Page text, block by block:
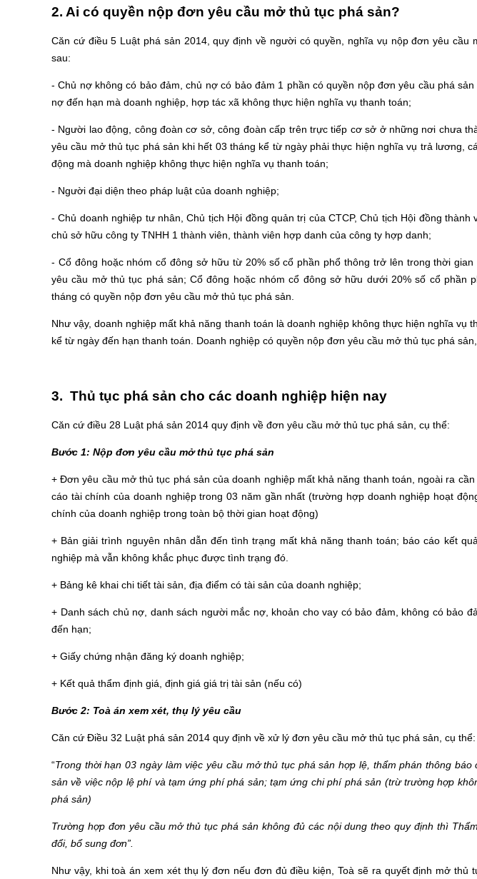
2. Ai có quyền nộp đơn yêu cầu mở thủ tục phá sản?
Căn cứ điều 5 Luật phá sản 2014, quy định về người có quyền, nghĩa vụ nộp đơn yêu
sau:
- Chủ nợ không có bảo đảm, chủ nợ có bảo đảm 1 phần có quyền nộp đơn yêu cầu phá
nợ đến hạn mà doanh nghiệp, hợp tác xã không thực hiện nghĩa vụ thanh toán;
- Người lao động, công đoàn cơ sở, công đoàn cấp trên trực tiếp cơ sở ở những nơi chưa
yêu cầu mở thủ tục phá sản khi hết 03 tháng kể từ ngày phải thực hiện nghĩa vụ trả lương,
động mà doanh nghiệp không thực hiện nghĩa vụ thanh toán;
- Người đại diện theo pháp luật của doanh nghiệp;
- Chủ doanh nghiệp tư nhân, Chủ tịch Hội đồng quản trị của CTCP, Chủ tịch Hội đồng thành
chủ sở hữu công ty TNHH 1 thành viên, thành viên hợp danh của công ty hợp danh;
- Cổ đông hoặc nhóm cổ đông sở hữu từ 20% số cổ phần phổ thông trở lên trong thời
yêu cầu mở thủ tục phá sản; Cổ đông hoặc nhóm cổ đông sở hữu dưới 20% số cổ phần
tháng có quyền nộp đơn yêu cầu mở thủ tục phá sản.
Như vậy, doanh nghiệp mất khả năng thanh toán là doanh nghiệp không thực hiện nghĩa vụ
kể từ ngày đến hạn thanh toán. Doanh nghiệp có quyền nộp đơn yêu cầu mở thủ tục phá
3. Thủ tục phá sản cho các doanh nghiệp hiện nay
Căn cứ điều 28 Luật phá sản 2014 quy định về đơn yêu cầu mở thủ tục phá sản, cụ thể:
Bước 1: Nộp đơn yêu cầu mở thủ tục phá sản
+ Đơn yêu cầu mở thủ tục phá sản của doanh nghiệp mất khả năng thanh toán, ngoài ra
cáo tài chính của doanh nghiệp trong 03 năm gần nhất (trường hợp doanh nghiệp hoạt
chính của doanh nghiệp trong toàn bộ thời gian hoạt động)
+ Bản giải trình nguyên nhân dẫn đến tình trạng mất khả năng thanh toán; báo cáo kết
nghiệp mà vẫn không khắc phục được tình trạng đó.
+ Bảng kê khai chi tiết tài sản, địa điểm có tài sản của doanh nghiệp;
+ Danh sách chủ nợ, danh sách người mắc nợ, khoản cho vay có bảo đảm, không có bảo
đến hạn;
+ Giấy chứng nhận đăng ký doanh nghiệp;
+ Kết quả thẩm định giá, định giá giá trị tài sản (nếu có)
Bước 2: Toà án xem xét, thụ lý yêu cầu
Căn cứ Điều 32 Luật phá sản 2014 quy định về xử lý đơn yêu cầu mở thủ tục phá sản, cụ thể:
“Trong thời hạn 03 ngày làm việc yêu cầu mở thủ tục phá sản hợp lệ, thẩm phán thông
sản về việc nộp lệ phí và tạm ứng phí phá sản; tạm ứng chi phí phá sản (trừ trường hợp
phá sản)
Trường hợp đơn yêu cầu mở thủ tục phá sản không đủ các nội dung theo quy định thì
đổi, bổ sung đơn”.
Như vậy, khi toà án xem xét thụ lý đơn nếu đơn đủ điều kiện, Toà sẽ ra quyết định mở thủ